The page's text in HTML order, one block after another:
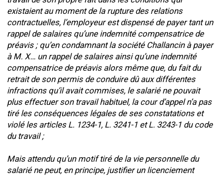
existaient au moment de la rupture des relations
contractuelles, l’employeur est dispensé de payer tant un
rappel de salaires qu’une indemnité compensatrice de
préavis ; qu’en condamnant la société Challancin à payer
à M. X… un rappel de salaires ainsi qu’une indemnité
compensatrice de préavis alors même que, du fait du
retrait de son permis de conduire dû aux différentes
infractions qu’il avait commises, le salarié ne pouvait
plus effectuer son travail habituel, la cour d’appel n’a pas
tiré les conséquences légales de ses constatations et
violé les articles L. 1234-1, L. 3241-1 et L. 3243-1 du code
du travail ;
Mais attendu qu’un motif tiré de la vie personnelle du
salarié ne peut, en principe, justifier un licenciement